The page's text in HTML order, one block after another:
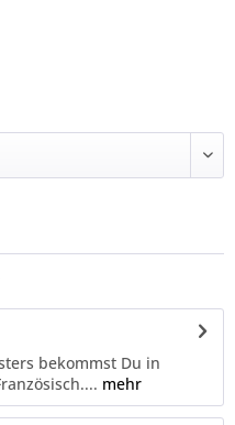
bekommst Du in
mehr